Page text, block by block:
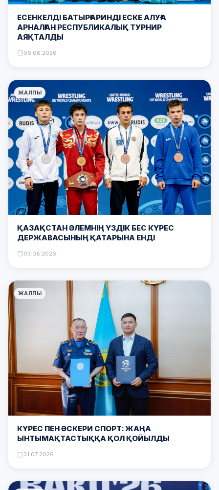
ЕСЕНКЕЛДІ БАТЫРҒАРИНДІ ЕСКЕ АЛУҒА
АРНАЛҒАН РЕСПУБЛИКАЛЫҚ ТУРНИР
АЯҚТАЛДЫ
06.08.2026
ЖАЛПЫ
ҚАЗАҚСТАН ӘЛЕМНІҢ ҮЗДІК БЕС КҮРЕС
ДЕРЖАВАСЫНЫҢ ҚАТАРЫНА ЕНДІ
03.08.2026
ЖАЛПЫ
КҮРЕС ПЕН ӘСКЕРИ СПОРТ: ЖАҢА
ЫНТЫМАҚТАСТЫҚҚА ҚОЛ ҚОЙЫЛДЫ
31.07.2026